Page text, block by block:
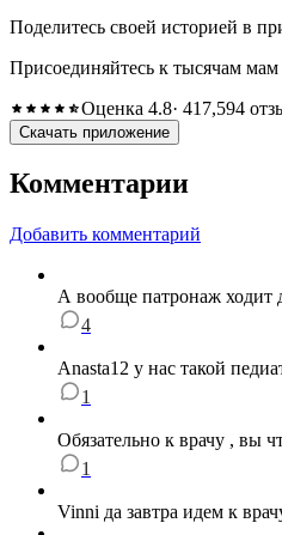
Поделитесь своей историей в
Присоединяйтесь к тысячам
Оценка 4.8· 417,594
Скачать приложение
Комментарии
Добавить комментарий
А вообще патронаж ходит
4
Anasta12 у нас такой
1
Обязательно к врачу , вы
1
Vinni да завтра идем к